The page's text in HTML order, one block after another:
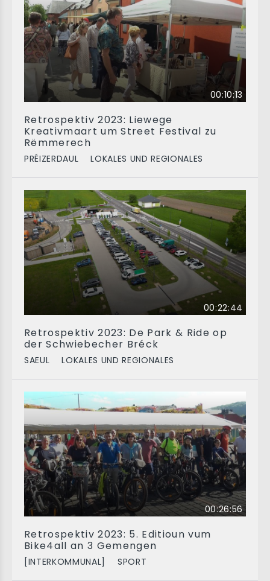
00:10:13
Retrospektiv 2023: Liewege
Kreativmaart um Street Festival zu
Rëmmerech
PRÉIZERDAUL LOKALES UND REGIONALES
00:22:44
Retrospektiv 2023: De Park & Ride op
der Schwiebecher Bréck
SAEUL LOKALES UND REGIONALES
00:26:56
Retrospektiv 2023: 5. Editioun vum
Bike4all an 3 Gemengen
[INTERKOMMUNAL] SPORT